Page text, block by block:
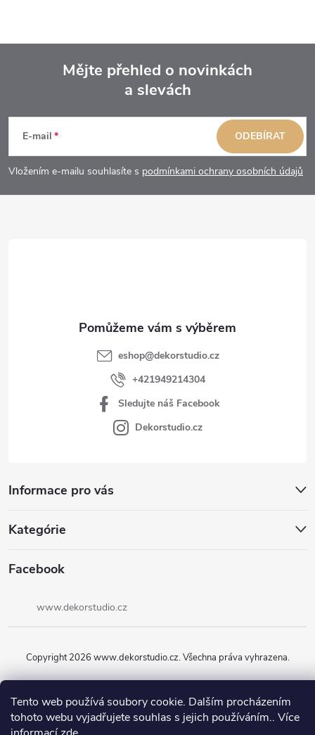
Tento web používá soubory cookie. Dalším procházením
tohoto webu vyjadřujete souhlas s jejich používáním.. Více
p
a
Mějte přehled o novinkách
a slevách
E-mail
Vložením e-mailu souhlasíte s podmínkami ochrany osobních údajů
ODEBÍRAT
Informace pro vás
Kategórie
Facebook
www.dekorstudio.cz
eshop@dekorstudio.cz
+421949214304
Sledujte náš Facebook
Dekorstudio.cz
Copyright 2026 www.dekorstudio.cz. Všechna práva vyhrazena.